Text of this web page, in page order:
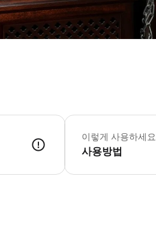
이렇게 사용하세요
사용방법